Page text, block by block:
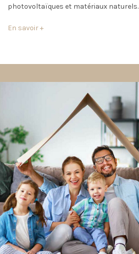
photovoltaïques et matériaux naturels.
En savoir +